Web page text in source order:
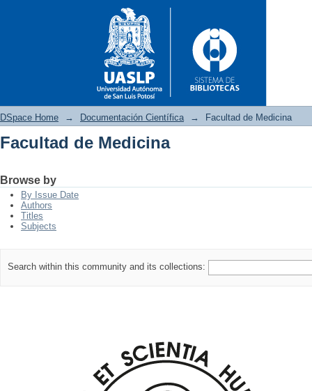
DSpace Home → Documentación Científica → Facultad de Medicina
Facultad de Medicina
Browse by
By Issue Date
Authors
Titles
Subjects
Search within this community and its collections: